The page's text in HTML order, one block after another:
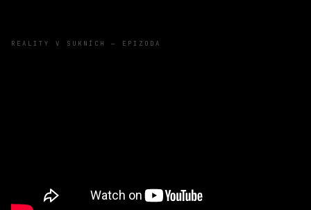
REALITY V SUKNÍCH — EPIZODA